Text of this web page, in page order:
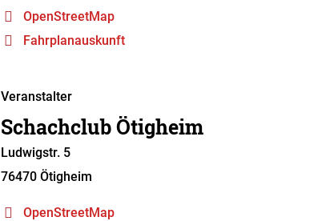
OpenStreetMap
Fahrplanauskunft
Veranstalter
Schachclub Ötigheim
Ludwigstr. 5
76470 Ötigheim
OpenStreetMap